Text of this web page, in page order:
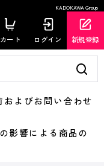
KADOKAWA Group
カート ログイン 新規登録
よびお問い合わせ
響による商品の